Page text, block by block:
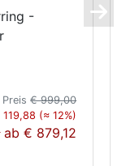
-
Preis€ 999,00
(≈ 12%)
ab€ 879,12